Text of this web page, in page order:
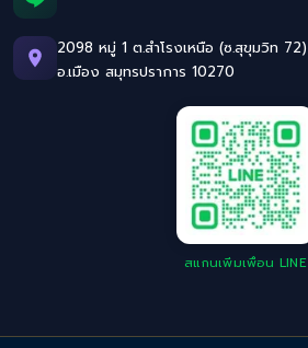
2098 หมู่ 1 ต.สำโรงเหนือ (ซ.สุขุมวิท 72)
อ.เมือง สมุทรปราการ 10270
สแกนเพิ่มเพื่อน LINE